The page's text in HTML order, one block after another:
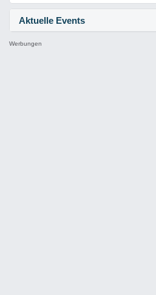
Aktuelle Events
Werbungen